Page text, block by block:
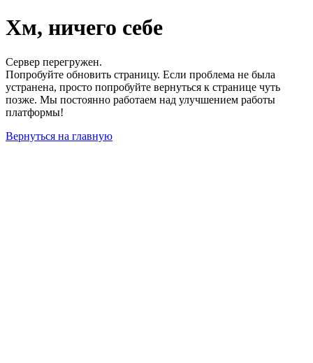
Хм, ничего себе
Сервер перегружен.
Попробуйте обновить страницу. Если проблема не была
устранена, просто попробуйте вернуться к странице чуть
позже. Мы постоянно работаем над улучшением работы
платформы!
Вернуться на главную